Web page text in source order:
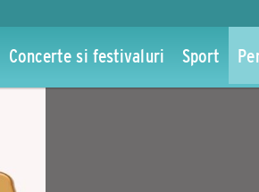
Concerte si festivaluri Sport